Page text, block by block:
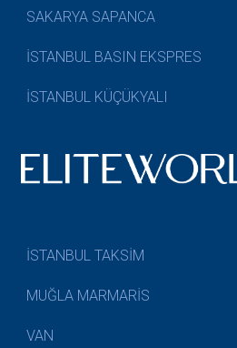
SAKARYA SAPANCA
İSTANBUL BASIN EKSPRES
İSTANBUL KÜÇÜKYALI
İSTANBUL TAKSİM
MUĞLA MARMARİS
VAN